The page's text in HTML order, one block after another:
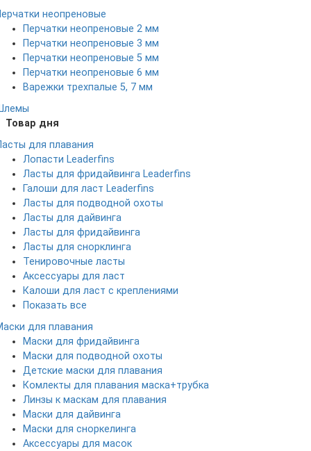
неопреновые
Перчатки неопреновые 2 мм
Перчатки неопреновые 3 мм
Перчатки неопреновые 5 мм
Перчатки неопреновые 6 мм
Варежки трехпалые 5, 7 мм
Товар дня
для плавания
Лопасти Leaderfins
Ласты для фридайвинга Leaderfins
Галоши для ласт Leaderfins
Ласты для подводной охоты
Ласты для дайвинга
Ласты для фридайвинга
Ласты для снорклинга
Тенировочные ласты
Аксессуары для ласт
Калоши для ласт с креплениями
Показать все
для плавания
Маски для фридайвинга
Маски для подводной охоты
Детские маски для плавания
Комлекты для плавания маска+трубка
Линзы к маскам для плавания
Маски для дайвинга
Маски для сноркелинга
Аксессуары для масок